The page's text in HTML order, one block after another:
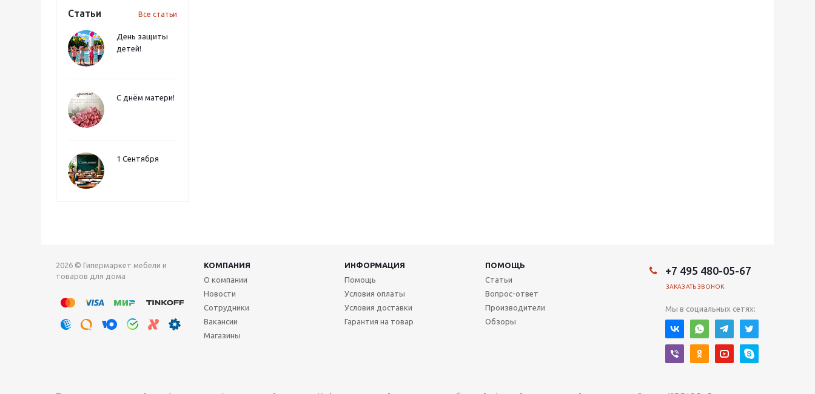
Статьи Все статьи
День защиты
детей!
С днём матери!
1 Сентября
2026 © Гипермаркет мебели и
товаров для дома
КОМПАНИЯ ИНФОРМАЦИЯ
ПОМОЩЬ
О компании
Новости
Сотрудники
Вакансии
Магазины
Помощь
Условия оплаты
Условия доставки
Гарантия на товар
Статьи
Вопрос-ответ
Производители
Обзоры
+7 495 480-05-67
ЗАКАЗАТЬ ЗВОНОК
Мы в социальных сетях: